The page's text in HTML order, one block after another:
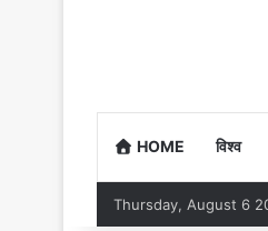
HOME विश्व
Thursday, August 6